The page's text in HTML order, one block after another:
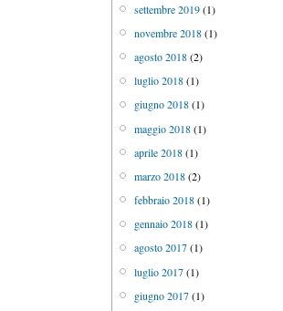
settembre 2019(1)
novembre 2018(1)
agosto 2018(2)
luglio 2018(1)
giugno 2018(1)
maggio 2018(1)
aprile 2018(1)
marzo 2018(2)
febbraio 2018(1)
gennaio 2018(1)
agosto 2017(1)
luglio 2017(1)
giugno 2017(1)